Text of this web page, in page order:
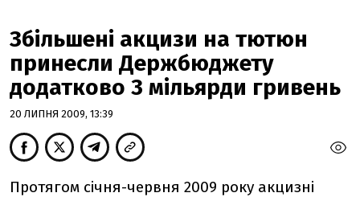
Збільшені акцизи на тютюн
принесли Держбюджету
додатково 3 мільярди гривень
20 ЛИПНЯ 2009, 13:39
Протягом січня-червня 2009 року акцизні